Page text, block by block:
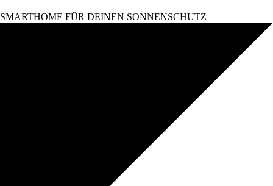
SMARTHOME FÜR DEINEN SONNENSCHUTZ